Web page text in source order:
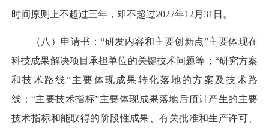
时间原则上不超过三年，即不超过2027年12月31日。
（八）申请书：“研发内容和主要创新点”主要体现在
科技成果解决项目承担单位的关键技术问题等；“研究方案
和技术路线”主要体现成果转化落地的方案及技术路
线；“主要技术指标”主要体现成果落地后预计产生的主要
技术指标和能取得的阶段性成果、有关批准和生产许可、